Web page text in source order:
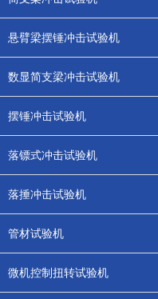
悬臂梁摆锤冲击试验机
数显简支梁冲击试验机
摆锤冲击试验机
落镖式冲击试验机
落捶冲击试验机
管材试验机
微机控制扭转试验机